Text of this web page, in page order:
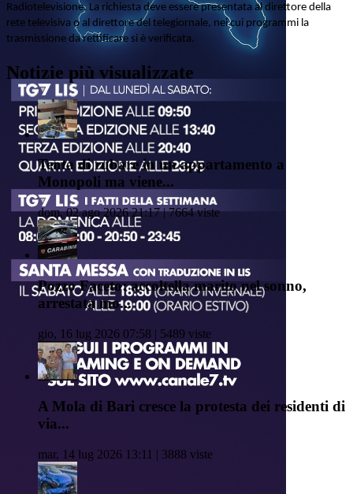
Radiotelevisione. La richiesta deve essere presentata al direttore della
rete televisiva o al direttore del telegiornale, nei cui programmi la
trasmissione da rettificare si è verificata.
Notizie più visualizzate
Tenta di rubare in un appartamento a
Monopoli ma viene...
dom, 02 ago 2026 21:17 | 7664 viste
Pozzo Faceto: accoltella marito nel sonno,
arrestata mo...
gio, 16 lug 2026 07:58 | 5489 viste
A Mola di Bari cresce la protesta dei residenti di
via...
mar, 14 lug 2026 13:11 | 3888 viste